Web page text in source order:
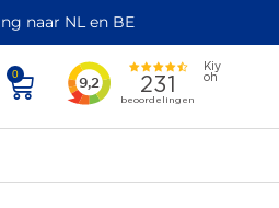
naar NL en BE
0